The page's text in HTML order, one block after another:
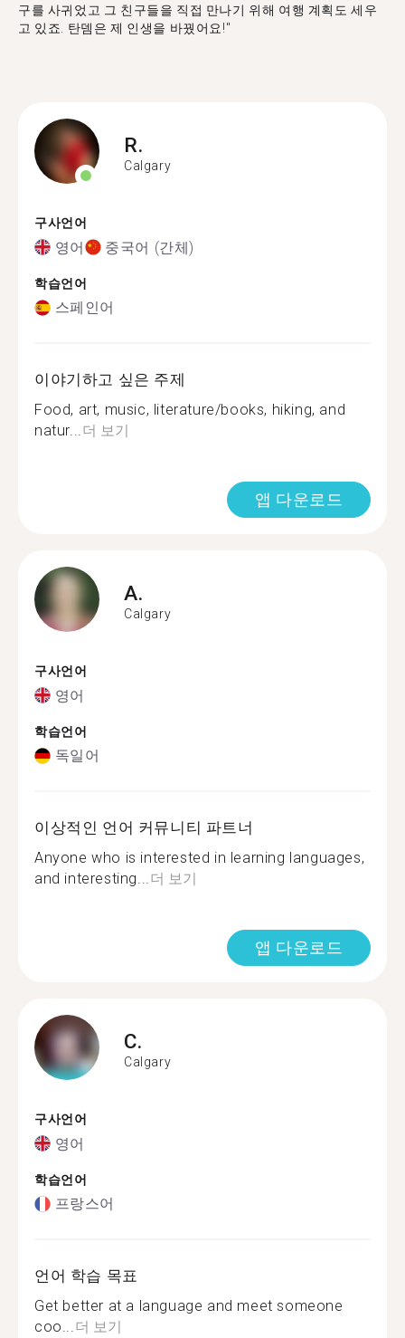
구를 사귀었고 그 친구들을 직접 만나기 위해 여행 계획도 세우
고 있죠. 탄뎀은 제 인생을 바꿨어요!"
R.
Calgary
구사언어
영어 중국어 (간체)
학습언어
스페인어
이야기하고 싶은 주제
Food, art, music, literature/books, hiking, and
natur...더 보기
앱 다운로드
A.
Calgary
구사언어
영어
학습언어
독일어
이상적인 언어 커뮤니티 파트너
Anyone who is interested in learning languages,
and interesting...더 보기
앱 다운로드
C.
Calgary
구사언어
영어
학습언어
프랑스어
언어 학습 목표
Get better at a language and meet someone
coo...더 보기